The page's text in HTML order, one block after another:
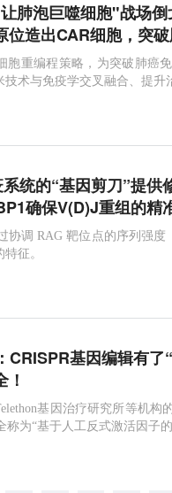
肺泡巨噬细胞"战场
位造出CAR细胞，突
胞重编程策略，为突破肺癌
术与免疫学交叉融合、提升
统的“基因剪刀”提供
确保V(D)J重组的精
协调 RAG 靶位点的序列强度
征。
基因编辑有了
基因治疗研究所等机构
为“基于人工反式激活因子的